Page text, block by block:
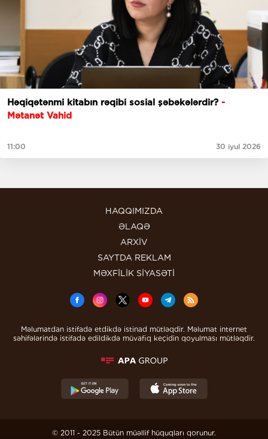
Həqiqətənmi kitabın rəqibi sosial şəbəkələrdir? -
Mətanət Vahid
11:00 30 iyul 2026
HAQQIMIZDA
ƏLAQƏ
ARXİV
SAYTDA REKLAM
MƏXFİLİK SİYASƏTİ
Məlumatdan istifadə etdikdə istinad mütləqdir. Məlumat internet
səhifələrində istifadə edildikdə müvafiq keçidin qoyulması mütləqdir.
© 2011 - 2025 Bütün müəllif hüquqları qorunur.